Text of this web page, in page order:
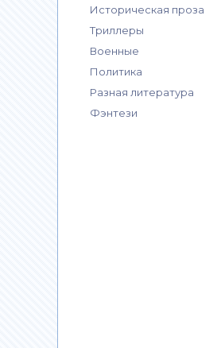
Историческая проза
Триллеры
Военные
Политика
Разная литература
Фэнтези